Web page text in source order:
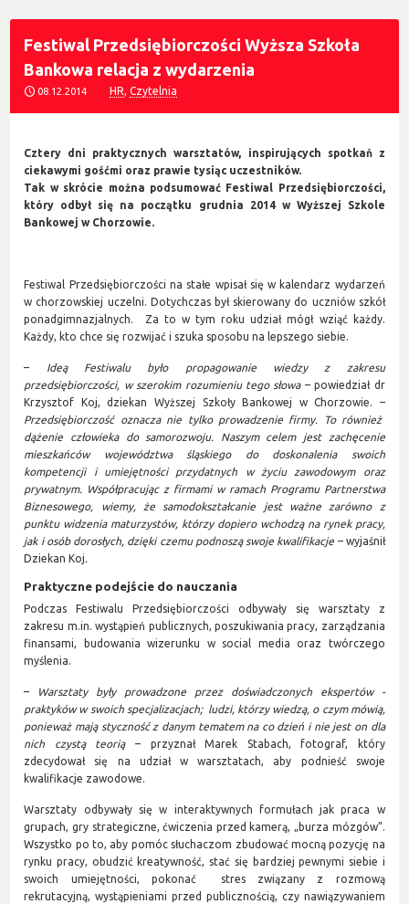
Festiwal Przedsiębiorczości Wyższa Szkoła
Bankowa relacja z wydarzenia
08.12.2014 HR,Czytelnia
Cztery dni praktycznych warsztatów, inspirujących spotkań z
ciekawymi gośćmi oraz prawie tysiąc uczestników.
Tak w skrócie można podsumować Festiwal Przedsiębiorczości,
który odbył się na początku grudnia 2014 w Wyższej Szkole
Bankowej w Chorzowie.
Festiwal Przedsiębiorczości na stałe wpisał się w kalendarz wydarzeń
w chorzowskiej uczelni. Dotychczas był skierowany do uczniów szkół
ponadgimnazjalnych. Za to w tym roku udział mógł wziąć każdy.
Każdy, kto chce się rozwijać i szuka sposobu na lepszego siebie.
– Ideą Festiwalu było propagowanie wiedzy z zakresu
przedsiębiorczości, w szerokim rozumieniu tego słowa – powiedział dr
Krzysztof Koj, dziekan Wyższej Szkoły Bankowej w Chorzowie.
–
Przedsiębiorczość oznacza nie tylko prowadzenie firmy. To również
dążenie człowieka do samorozwoju. Naszym celem jest zachęcenie
mieszkańców województwa śląskiego do doskonalenia swoich
kompetencji i umiejętności przydatnych w życiu zawodowym oraz
prywatnym. Współpracując z firmami w ramach Programu Partnerstwa
Biznesowego, wiemy, że samodokształcanie jest ważne zarówno z
punktu widzenia maturzystów, którzy dopiero wchodzą na rynek pracy,
jak i osób dorosłych, dzięki czemu podnoszą swoje kwalifikacje – wyjaśnił
Dziekan Koj.
Praktyczne podejście do nauczania
Podczas Festiwalu Przedsiębiorczości odbywały się warsztaty z
zakresu m.in. wystąpień publicznych, poszukiwania pracy, zarządzania
finansami, budowania wizerunku w social media oraz twórczego
myślenia.
–
Warsztaty były prowadzone przez doświadczonych ekspertów -
praktyków w swoich specjalizacjach; ludzi, którzy wiedzą, o czym mówią,
ponieważ mają styczność z danym tematem na co dzień i nie jest on dla
nich czystą teorią– przyznał Marek Stabach, fotograf, który
zdecydował się na udział w warsztatach, aby podnieść swoje
kwalifikacje zawodowe.
Warsztaty odbywały się w interaktywnych formułach jak praca w
grupach, gry strategiczne, ćwiczenia przed kamerą, „burza mózgów”.
Wszystko po to, aby pomóc słuchaczom zbudować mocną pozycję na
rynku pracy, obudzić kreatywność, stać się bardziej pewnymi siebie i
swoich umiejętności, pokonać stres związany z rozmową
rekrutacyjną, wystąpieniami przed publicznością, czy nawiązywaniem